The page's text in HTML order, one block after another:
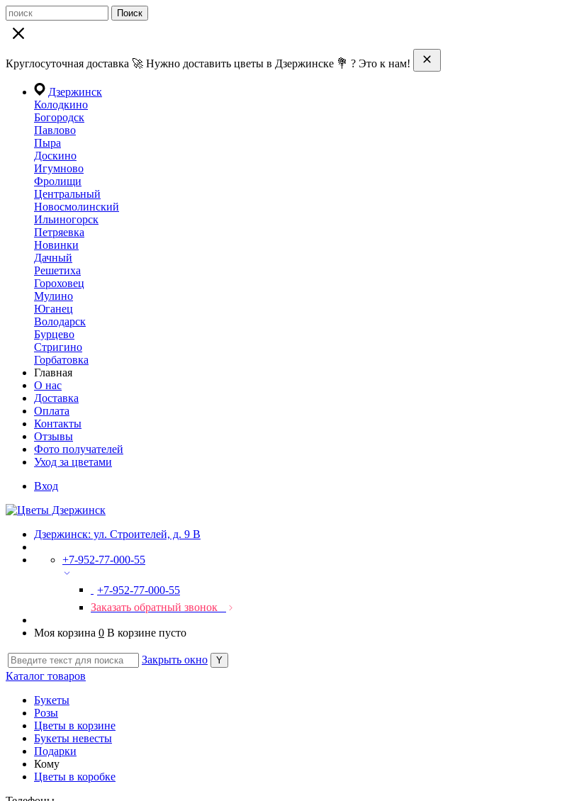
Поиск
Круглосуточная доставка 🚀 Нужно доставить цветы в Дзержинске 💐 ? Это к нам!
Дзержинск
Колодкино
Богородск
Павлово
Пыра
Доскино
Игумново
Фролищи
Центральный
Новосмолинский
Ильиногорск
Петряевка
Новинки
Дачный
Решетиха
Гороховец
Мулино
Юганец
Володарск
Бурцево
Стригино
Горбатовка
Главная
О нас
Доставка
Оплата
Контакты
Отзывы
Фото получателей
Уход за цветами
Вход
Дзержинск: ул. Строителей, д. 9 В
+7-952-77-000-55
+7-952-77-000-55
Заказать обратный звонок
Моя корзина 0 В корзине пусто
Закрыть окно
Каталог товаров
Букеты
Розы
Цветы в корзине
Букеты невесты
Подарки
Кому
Цветы в коробке